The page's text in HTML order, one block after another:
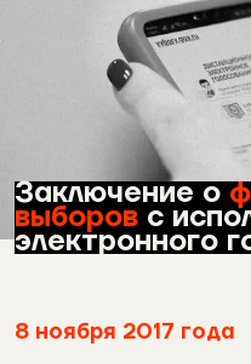
Заключение о
выборов с
электронного
8 ноября 2017 года